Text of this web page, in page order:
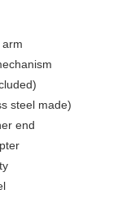
steel made)
end